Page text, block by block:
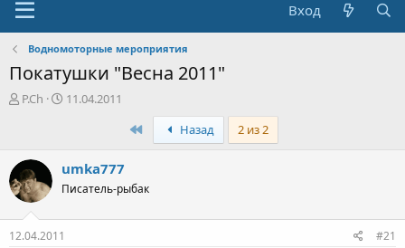
Вход
Водномоторные мероприятия
Покатушки "Весна 2011"
А
р
т
е
ы
P.Ch
Д
н
ч
11.04.2011
ПервыйНазад 2 из 2
umka777
Писатель-рыбак
12.04.2011 #21